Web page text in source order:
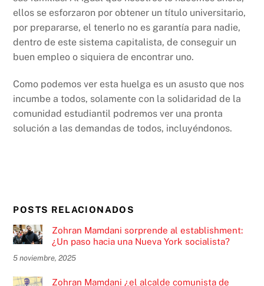
ellos se esforzaron por obtener un título universitario,
por prepararse, el tenerlo no es garantía para nadie,
dentro de este sistema capitalista, de conseguir un
buen empleo o siquiera de encontrar uno.
Como podemos ver esta huelga es un asusto que nos
incumbe a todos, solamente con la solidaridad de la
comunidad estudiantil podremos ver una pronta
solución a las demandas de todos, incluyéndonos.
POSTS RELACIONADOS
Zohran Mamdani sorprende al establishment:
¿Un paso hacia una Nueva York socialista?
5 noviembre, 2025
Zohran Mamdani ¿el alcalde comunista de